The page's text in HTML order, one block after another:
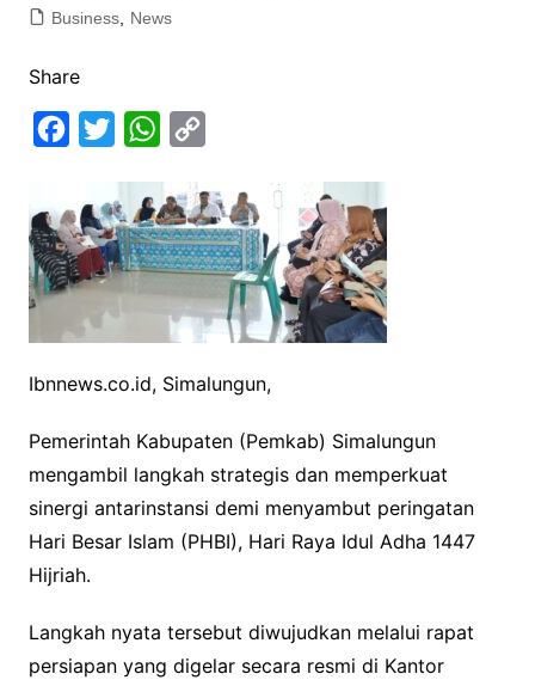
Business, News
Share
e
b
o
k
i
t
t
r
W
a
t
s
p
p
p
y
L
i
n
k
Ibnnews.co.id, Simalungun,
Pemerintah Kabupaten (Pemkab) Simalungun
mengambil langkah strategis dan memperkuat
sinergi antarinstansi demi menyambut peringatan
Hari Besar Islam (PHBI), Hari Raya Idul Adha 1447
Hijriah.
Langkah nyata tersebut diwujudkan melalui rapat
persiapan yang digelar secara resmi di Kantor